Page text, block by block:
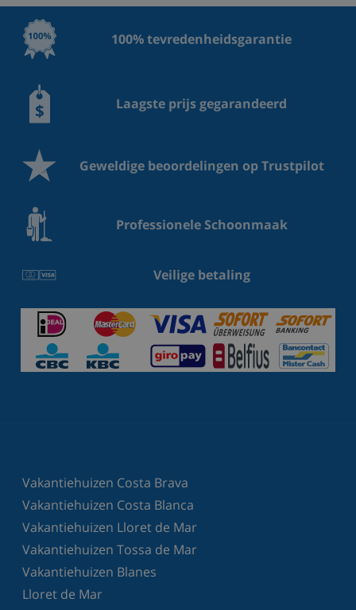
100% tevredenheidsgarantie
Laagste prijs gegarandeerd
Geweldige beoordelingen op Trustpilot
Professionele Schoonmaak
Veilige betaling
Vakantiehuizen Costa Brava
Vakantiehuizen Costa Blanca
Vakantiehuizen Lloret de Mar
Vakantiehuizen Tossa de Mar
Vakantiehuizen Blanes
Lloret de Mar